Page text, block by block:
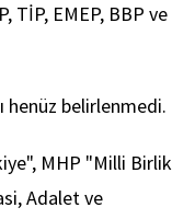
TİP, EMEP, BBP ve
henüz belirlenmedi.
MHP "Milli Birlik
Adalet ve